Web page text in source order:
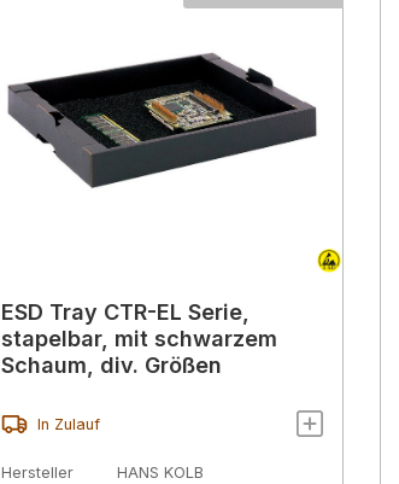
ESD Tray CTR-EL Serie,
stapelbar, mit schwarzem
Schaum, div. Größen
In Zulauf
Hersteller
HANS KOLB